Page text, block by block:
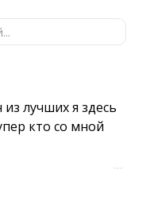
лучших я здесь
кто со мной
···